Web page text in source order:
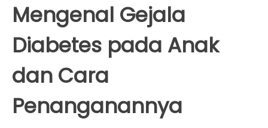
Mengenal Gejala
Diabetes pada Anak
dan Cara
Penanganannya